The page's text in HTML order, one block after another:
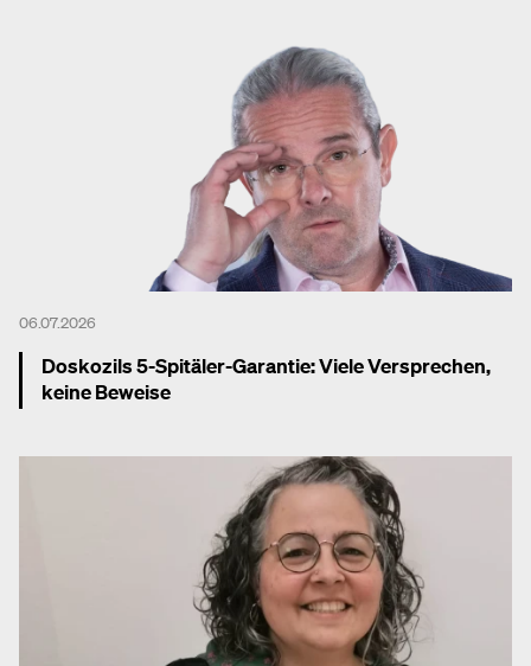
06.07.2026
Doskozils 5-Spitäler-Garantie: Viele Versprechen,
keine Beweise